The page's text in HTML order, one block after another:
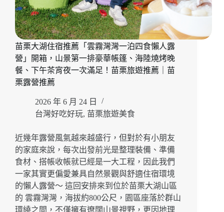
苗栗大湖住宿推薦「雲霧灣灣一泊四食懶人露
營」開箱，山景第一排豪華帳篷、海陸燒烤晚
餐、下午茶宵夜一次滿足！苗栗旅遊推薦｜苗
栗露營推薦
2026 年 6 月 24 日
台灣好吃好玩, 苗栗旅遊美食
近幾年露營風氣越來越盛行，但對於有小朋友
的家庭來說，每次出發前光是整理裝備、準備
食材、搭帳收帳就已經是一大工程，因此我們
一家其實更偏愛兼具自然景觀與舒適住宿環境
的懶人露營～ 這回安排來到位於苗栗大湖山區
的 雲霧灣灣，海拔約800公尺，園區座落於群山
環繞之間，不僅擁有遼闊山景視野，更因地理